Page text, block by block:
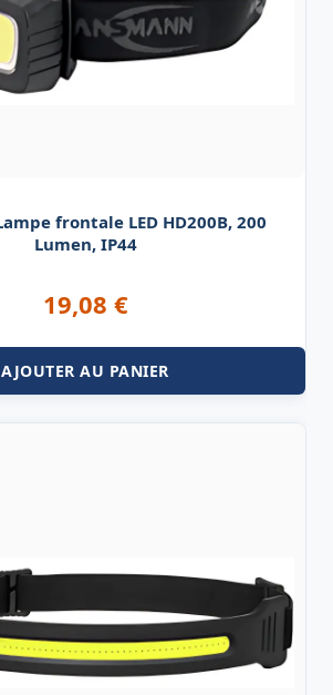
frontale LED HD200B, 200
Lumen, IP44
19,08 €
AJOUTER AU PANIER